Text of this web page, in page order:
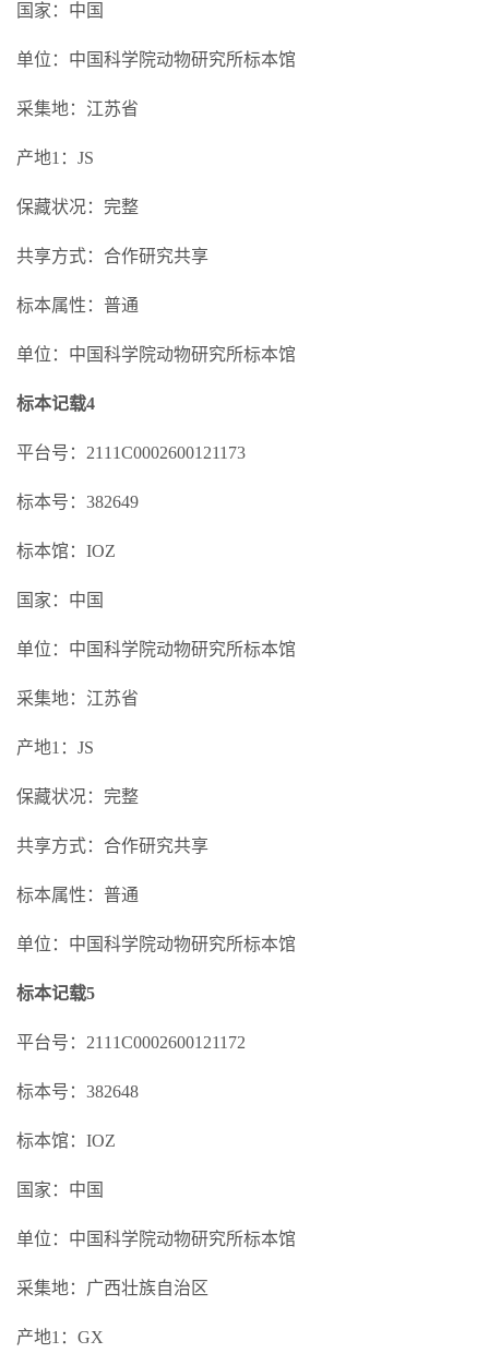
国家：中国
单位：中国科学院动物研究所标本馆
采集地：江苏省
产地1：JS
保藏状况：完整
共享方式：合作研究共享
标本属性：普通
单位：中国科学院动物研究所标本馆
标本记载4
平台号：2111C0002600121173
标本号：382649
标本馆：IOZ
国家：中国
单位：中国科学院动物研究所标本馆
采集地：江苏省
产地1：JS
保藏状况：完整
共享方式：合作研究共享
标本属性：普通
单位：中国科学院动物研究所标本馆
标本记载5
平台号：2111C0002600121172
标本号：382648
标本馆：IOZ
国家：中国
单位：中国科学院动物研究所标本馆
采集地：广西壮族自治区
产地1：GX